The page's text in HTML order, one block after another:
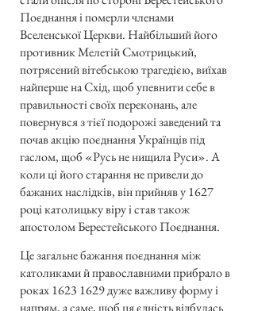
Поєднання і померли членами
Вселенської Церкви. Найбільший його
противник Мелетій Смотрицький,
потрясений вітебською трагедією, виїхав
найперше на Схід, щоб упевнити себе в
правильності своїх переконань, але
повернувся з тієї подорожі заведений та
почав акцію поєднання Українців під
гаслом, щоб «Русь не нищила Руси». А
коли ці його старання не привели до
бажаних наслідків, він прийняв у 1627
році католицьку віру і став також
апостолом Берестейського Поєднання.
Це загальне бажання поєднання між
католиками й православними прибрало в
роках1623 1629дуже важливу форму і
напрям, а саме, щоб ця єдність відбулась